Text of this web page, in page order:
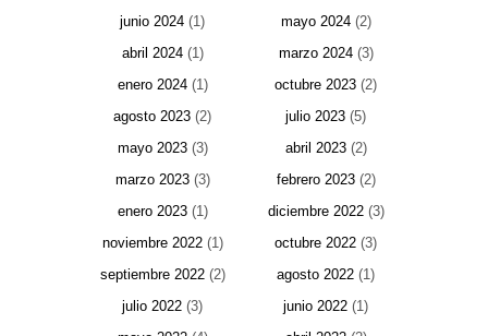
junio 2024 (1) mayo 2024(2)
abril 2024(1) marzo 2024(3)
enero 2024(1) octubre 2023 (2)
agosto 2023 (2) julio 2023 (5)
mayo 2023(3) abril 2023(2)
marzo 2023(3) febrero 2023(2)
enero 2023(1) diciembre 2022(3)
noviembre 2022(1) octubre 2022 (3)
septiembre 2022(2) agosto 2022 (1)
julio 2022 (3) junio 2022 (1)